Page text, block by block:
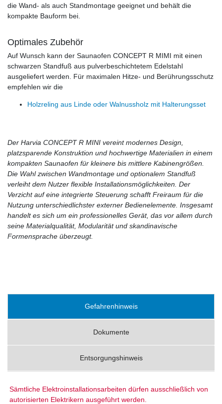
die Wand- als auch Standmontage geeignet und behält die
kompakte Bauform bei.
Optimales Zubehör
Auf Wunsch kann der Saunaofen CONCEPT R MIMI mit einen
schwarzen Standfuß aus pulverbeschichtetem Edelstahl
ausgeliefert werden. Für maximalen Hitze- und Berührungsschutz
empfehlen wir die
Holzreling aus Linde oder Walnussholz mit Halterungsset
Der Harvia CONCEPT R MINI vereint modernes Design,
platzsparende Konstruktion und hochwertige Materialien in einem
kompakten Saunaofen für kleinere bis mittlere Kabinengrößen.
Die Wahl zwischen Wandmontage und optionalem Standfuß
verleiht dem Nutzer flexible Installationsmöglichkeiten. Der
Verzicht auf eine integrierte Steuerung schafft Freiraum für die
Nutzung unterschiedlichster externer Bedienelemente. Insgesamt
handelt es sich um ein professionelles Gerät, das vor allem durch
seine Materialqualität, Modularität und skandinavische
Formensprache überzeugt.
Gefahrenhinweis
Dokumente
Entsorgungshinweis
Sämtliche Elektroinstallationsarbeiten dürfen ausschließlich von
autorisierten Elektrikern ausgeführt werden.